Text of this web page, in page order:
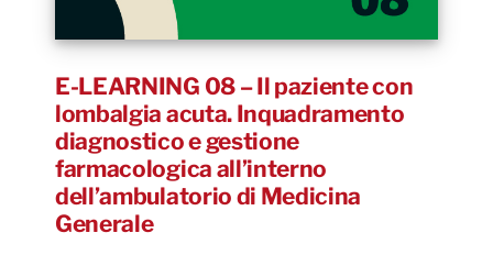
E-LEARNING 08 – Il paziente con
lombalgia acuta. Inquadramento
diagnostico e gestione
farmacologica all’interno
dell’ambulatorio di Medicina
Generale